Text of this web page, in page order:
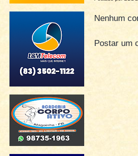
Nenhum
Postar um